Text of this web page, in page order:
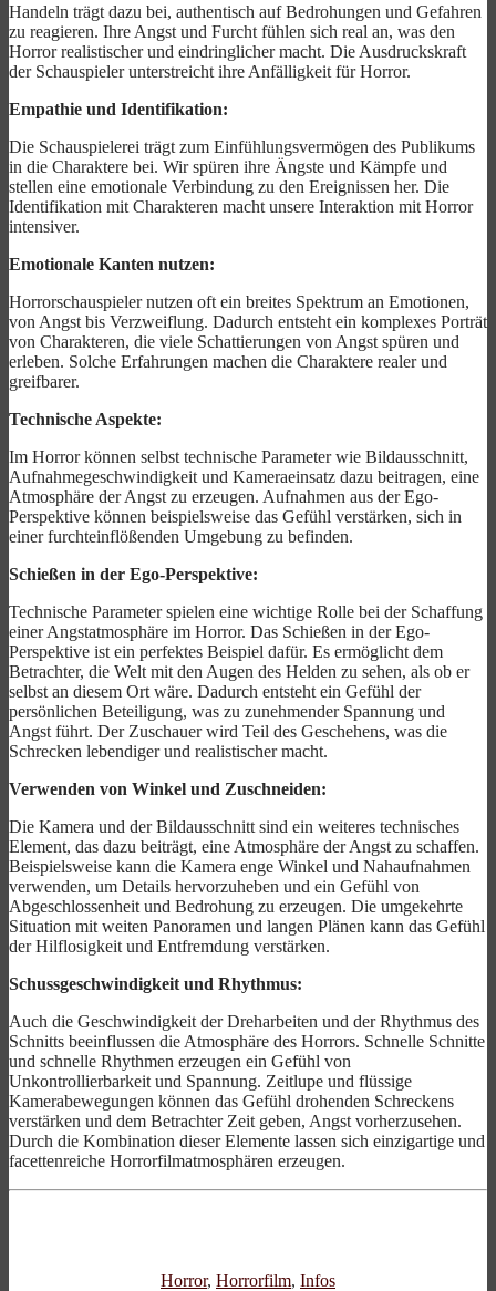
Handeln trägt dazu bei, authentisch auf Bedrohungen und Gefahren
zu reagieren. Ihre Angst und Furcht fühlen sich real an, was den
Horror realistischer und eindringlicher macht. Die Ausdruckskraft
der Schauspieler unterstreicht ihre Anfälligkeit für Horror.
Empathie und Identifikation:
Die Schauspielerei trägt zum Einfühlungsvermögen des Publikums
in die Charaktere bei. Wir spüren ihre Ängste und Kämpfe und
stellen eine emotionale Verbindung zu den Ereignissen her. Die
Identifikation mit Charakteren macht unsere Interaktion mit Horror
intensiver.
Emotionale Kanten nutzen:
Horrorschauspieler nutzen oft ein breites Spektrum an Emotionen,
von Angst bis Verzweiflung. Dadurch entsteht ein komplexes Porträt
von Charakteren, die viele Schattierungen von Angst spüren und
erleben. Solche Erfahrungen machen die Charaktere realer und
greifbarer.
Technische Aspekte:
Im Horror können selbst technische Parameter wie Bildausschnitt,
Aufnahmegeschwindigkeit und Kameraeinsatz dazu beitragen, eine
Atmosphäre der Angst zu erzeugen. Aufnahmen aus der Ego-
Perspektive können beispielsweise das Gefühl verstärken, sich in
einer furchteinflößenden Umgebung zu befinden.
Schießen in der Ego-Perspektive:
Technische Parameter spielen eine wichtige Rolle bei der Schaffung
einer Angstatmosphäre im Horror. Das Schießen in der Ego-
Perspektive ist ein perfektes Beispiel dafür. Es ermöglicht dem
Betrachter, die Welt mit den Augen des Helden zu sehen, als ob er
selbst an diesem Ort wäre. Dadurch entsteht ein Gefühl der
persönlichen Beteiligung, was zu zunehmender Spannung und
Angst führt. Der Zuschauer wird Teil des Geschehens, was die
Schrecken lebendiger und realistischer macht.
Verwenden von Winkel und Zuschneiden:
Die Kamera und der Bildausschnitt sind ein weiteres technisches
Element, das dazu beiträgt, eine Atmosphäre der Angst zu schaffen.
Beispielsweise kann die Kamera enge Winkel und Nahaufnahmen
verwenden, um Details hervorzuheben und ein Gefühl von
Abgeschlossenheit und Bedrohung zu erzeugen. Die umgekehrte
Situation mit weiten Panoramen und langen Plänen kann das Gefühl
der Hilflosigkeit und Entfremdung verstärken.
Schussgeschwindigkeit und Rhythmus:
Auch die Geschwindigkeit der Dreharbeiten und der Rhythmus des
Schnitts beeinflussen die Atmosphäre des Horrors. Schnelle Schnitte
und schnelle Rhythmen erzeugen ein Gefühl von
Unkontrollierbarkeit und Spannung. Zeitlupe und flüssige
Kamerabewegungen können das Gefühl drohenden Schreckens
verstärken und dem Betrachter Zeit geben, Angst vorherzusehen.
Durch die Kombination dieser Elemente lassen sich einzigartige und
facettenreiche Horrorfilmatmosphären erzeugen.
Horror, Horrorfilm, Infos